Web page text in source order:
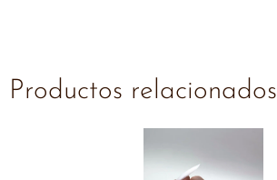
Productos relacionados